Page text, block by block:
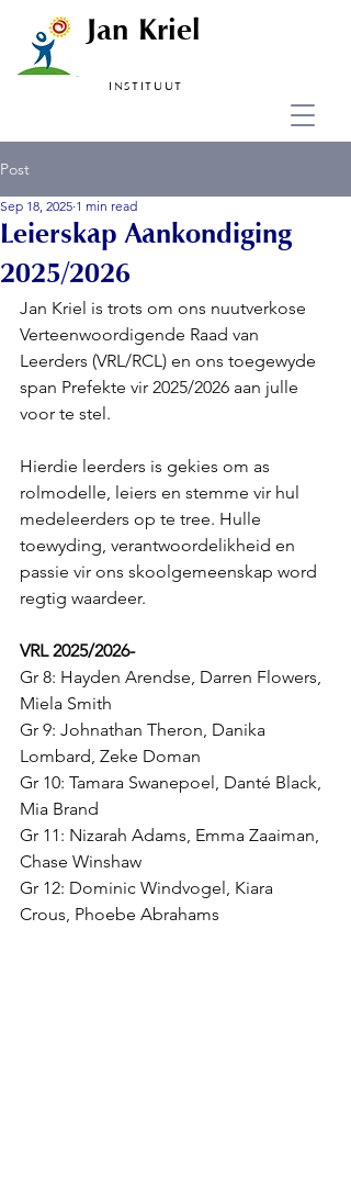
Jan Kriel
INSTITUUT
Post
Leierskap Aankondiging
2025/2026
Sep 18, 2025 1 min read
Jan Kriel is trots om ons nuutverkose
Verteenwoordigende Raad van
Leerders (VRL/RCL) en ons toegewyde
span Prefekte vir 2025/2026 aan julle
voor te stel.
Hierdie leerders is gekies om as
rolmodelle, leiers en stemme vir hul
medeleerders op te tree. Hulle
toewyding, verantwoordelikheid en
passie vir ons skoolgemeenskap word
regtig waardeer.
VRL 2025/2026-
Gr 8: Hayden Arendse, Darren Flowers,
Miela Smith
Gr 9: Johnathan Theron, Danika
Lombard, Zeke Doman
Gr 10: Tamara Swanepoel, Danté Black,
Mia Brand
Gr 11: Nizarah Adams, Emma Zaaiman,
Chase Winshaw
Gr 12: Dominic Windvogel, Kiara
Crous, Phoebe Abrahams